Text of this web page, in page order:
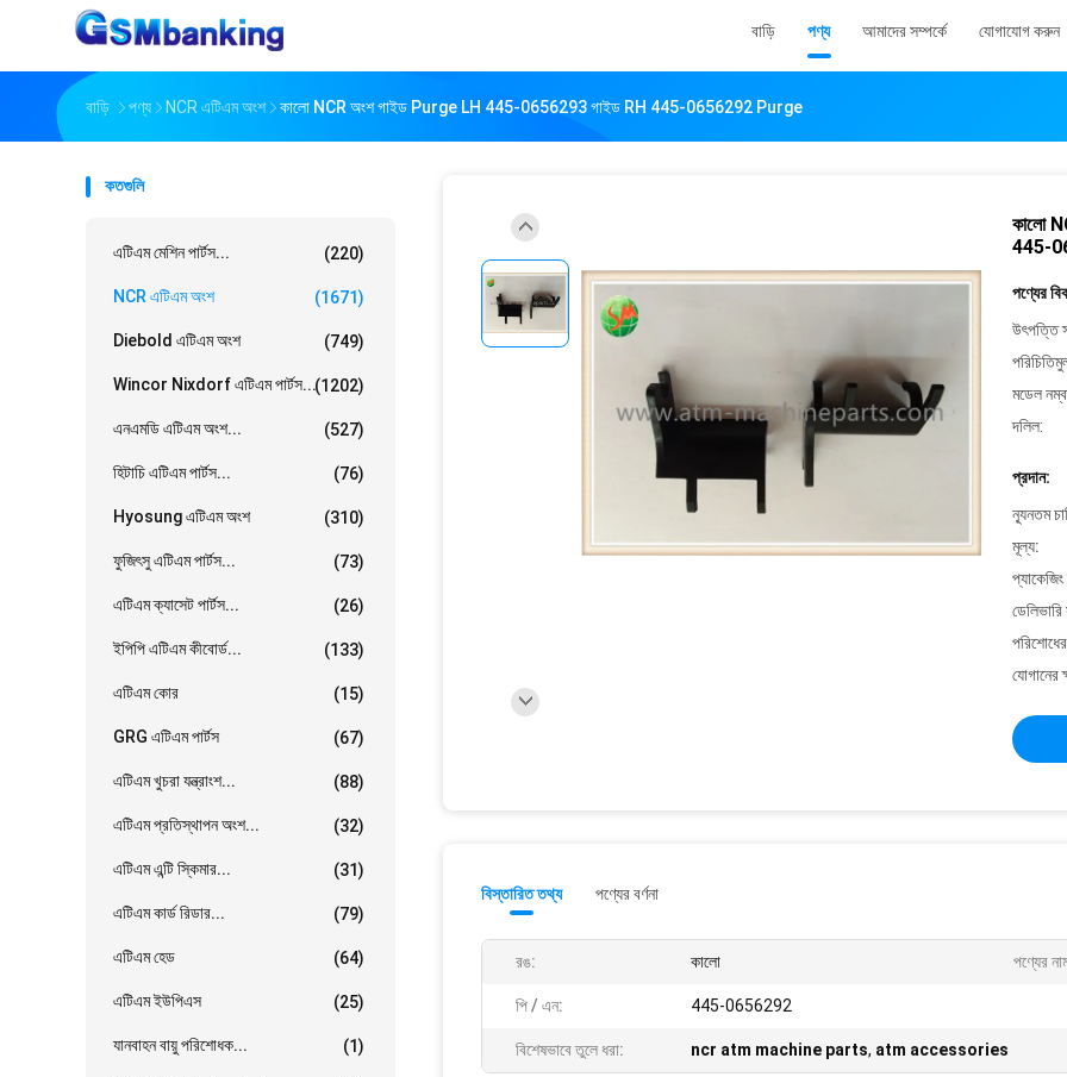
বাড়ি পণ্য আমাদের সম্পর্কে যোগাযোগ করুন
বাড়ি পণ্য NCR এটিএম অংশ কালো NCR অংশ গাইড Purge LH 445-0656293 গাইড RH 445-0656292 Purge
কতগুলি
এটিএম মেশিন পার্টস... (220)
NCR এটিএম অংশ (1671)
Diebold এটিএম অংশ (749)
Wincor Nixdorf এটিএম পার্টস...(1202)
এনএমডি এটিএম অংশ... (527)
হিটাচি এটিএম পার্টস... (76)
Hyosung এটিএম অংশ (310)
ফুজিৎসু এটিএম পার্টস... (73)
এটিএম ক্যাসেট পার্টস... (26)
ইপিপি এটিএম কীবোর্ড... (133)
এটিএম কোর (15)
GRG এটিএম পার্টস (67)
এটিএম খুচরা যন্ত্রাংশ... (88)
এটিএম প্রতিস্থাপন অংশ... (32)
এটিএম এন্টি স্কিমার... (31)
এটিএম কার্ড রিডার... (79)
এটিএম হেড (64)
এটিএম ইউপিএস (25)
যানবাহন বায়ু পরিশোধক... (1)
কালো
445-
পণ্যের
উৎপত্তি
মডেল
দলিল:
প্রদান:
ন্যূনতম
মূল্য:
যোগানের
বিস্তারিত তথ্য পণ্যের বর্ণনা
রঙ: কালো পণ্যের
পি / এন: 445-0656292
বিশেষভাবে তুলে ধরা: ncr atm machine parts, atm accessories